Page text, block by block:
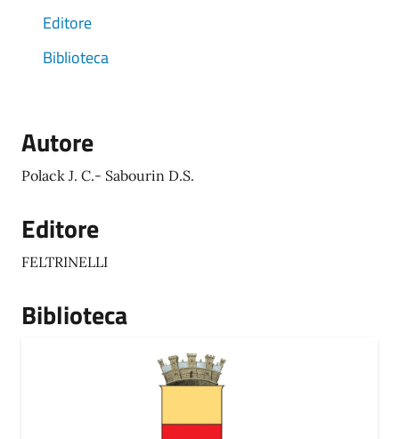
Editore
Biblioteca
Autore
Polack J. C.- Sabourin D.S.
Editore
FELTRINELLI
Biblioteca